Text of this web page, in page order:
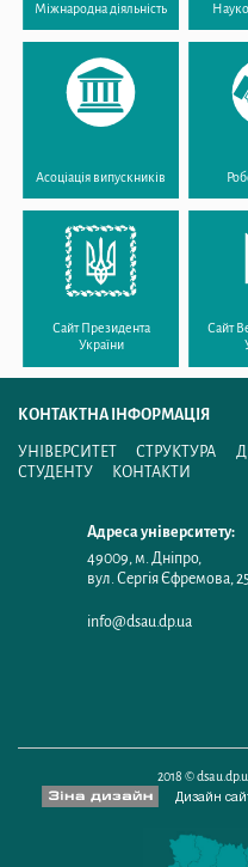
Міжнародна діяльність
Асоціація випускників
Сайт Президента
України
Сайт
КОНТАКТНА ІНФОРМАЦІЯ
УНІВЕРСИТЕТ СТРУКТУРА
СТУДЕНТУ
КОНТАКТИ
Адреса університету:
49009,м. Дніпро,
вул. Сергія Єфремова,
info@dsau.dp.ua
2018 ©
Дизайн